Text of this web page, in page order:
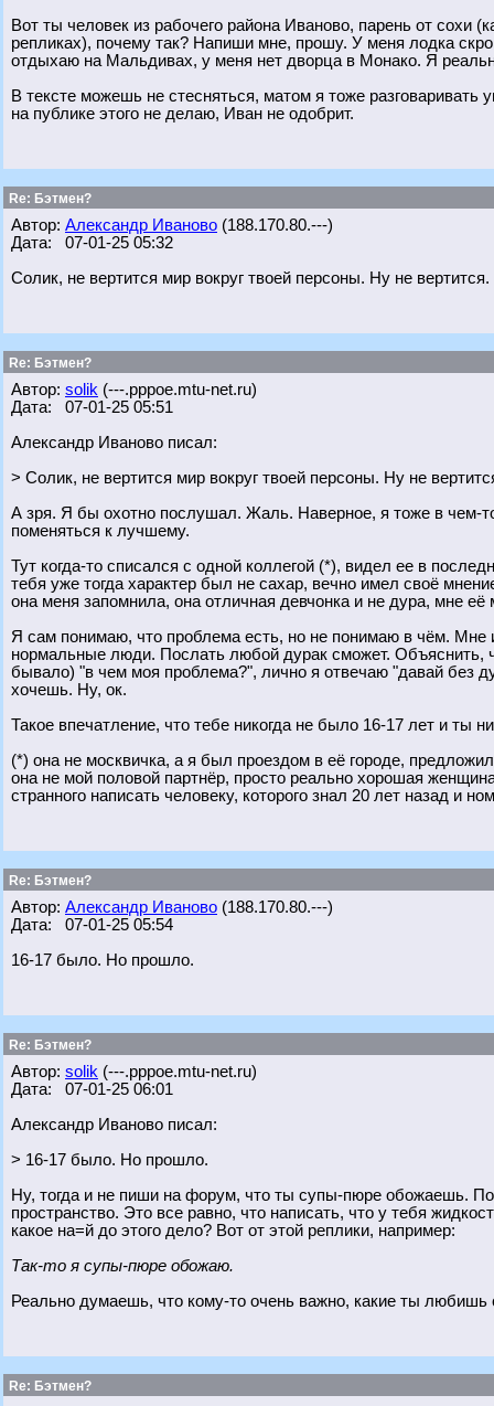
Вот ты человек из рабочего района Иваново, парень от сохи
репликах), почему так? Напиши мне, прошу. У меня лодка
отдыхаю на Мальдивах, у меня нет дворца в Монако. Я
В тексте можешь не стесняться, матом я тоже
на публике этого не делаю, Иван не одобрит.
Re: Бэтмен?
Автор: Александр Иваново (188.170.80.---)
Дата: 07-01-25 05:32
Солик, не вертится мир вокруг твоей персоны. Ну не вертится.
Re: Бэтмен?
Автор: solik (---.pppoe.mtu-net.ru)
Дата: 07-01-25 05:51
Александр Иваново писал:
> Солик, не вертится мир вокруг твоей персоны. Ну не
А зря. Я бы охотно послушал. Жаль. Наверное, я тоже в чем-
поменяться к лучшему.
Тут когда-то списался с одной коллегой (*), видел ее в
тебя уже тогда характер был не сахар, вечно имел своё
она меня запомнила, она отличная девчонка и не дура, мне
Я сам понимаю, что проблема есть, но не понимаю в чём. Мне
нормальные люди. Послать любой дурак сможет. Объяснить,
бывало) "в чем моя проблема?", лично я отвечаю "давай без
хочешь. Ну, ок.
Такое впечатление, что тебе никогда не было 16-17 лет и ты
(*) она не москвичка, а я был проездом в её городе,
она не мой половой партнёр, просто реально хорошая
странного написать человеку, которого знал 20 лет назад и
Re: Бэтмен?
Автор: Александр Иваново (188.170.80.---)
Дата: 07-01-25 05:54
16-17 было. Но прошло.
Re: Бэтмен?
Автор: solik (---.pppoe.mtu-net.ru)
Дата: 07-01-25 06:01
Александр Иваново писал:
> 16-17 было. Но прошло.
Ну, тогда и не пиши на форум, что ты супы-пюре обожаешь.
пространство. Это все равно, что написать, что у тебя
какое на=й до этого дело? Вот от этой реплики, например:
Так-то я супы-пюре обожаю.
Реально думаешь, что кому-то очень важно, какие ты любишь
Re: Бэтмен?